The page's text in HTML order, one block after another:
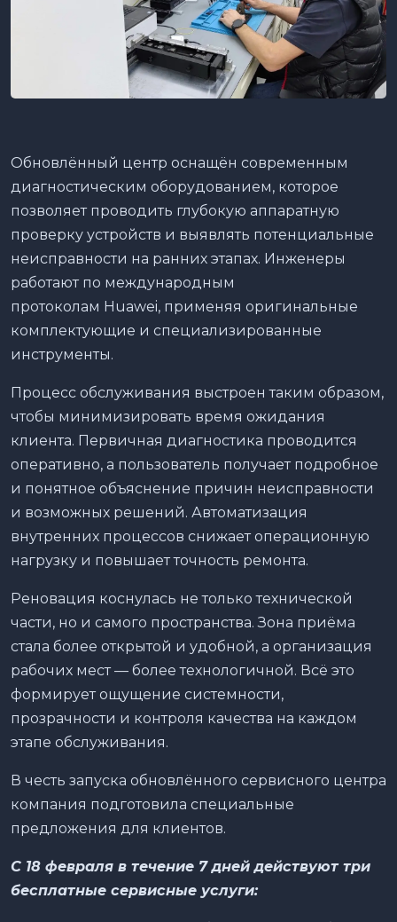
Обновлённый центр оснащён современным
диагностическим оборудованием, которое
позволяет проводить глубокую аппаратную
проверку устройств и выявлять потенциальные
неисправности на ранних этапах. Инженеры
работают по международным
протоколам Huawei, применяя оригинальные
комплектующие и специализированные
инструменты.
Процесс обслуживания выстроен таким образом,
чтобы минимизировать время ожидания
клиента. Первичная диагностика проводится
оперативно, а пользователь получает подробное
и понятное объяснение причин неисправности
и возможных решений. Автоматизация
внутренних процессов снижает операционную
нагрузку и повышает точность ремонта.
Реновация коснулась не только технической
части, но и самого пространства. Зона приёма
стала более открытой и удобной, а организация
рабочих мест — более технологичной. Всё это
формирует ощущение системности,
прозрачности и контроля качества на каждом
этапе обслуживания.
В честь запуска обновлённого сервисного центра
компания подготовила специальные
предложения для клиентов.
С 18 февраля в течение 7 дней действуют три
бесплатные сервисные услуги: